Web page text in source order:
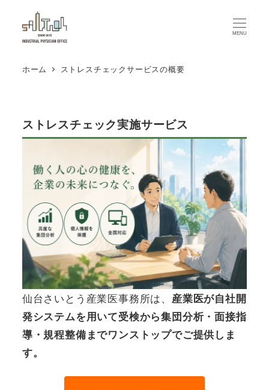
MENU
ホーム ストレスチェックサービスの概要
ストレスチェック実施サービス
仙台さいとう産業医事務所は、 産業医が自社開
発システムを用いて受検から集団分析・面接指
導・規程整備までワンストップでご提供しま
す。